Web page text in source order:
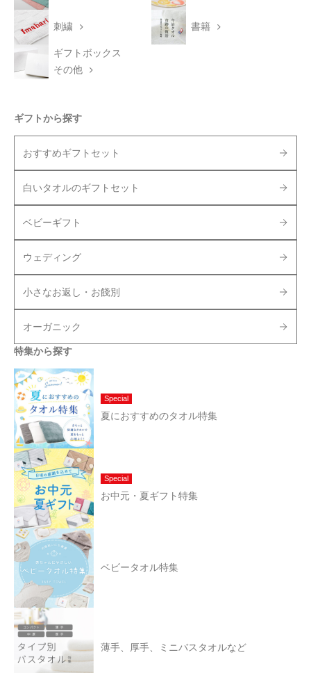
刺繍 書籍
ギフトボックス
その他
ギフトから探す
おすすめギフトセット
白いタオルのギフトセット
ベビーギフト
ウェディング
小さなお返し・お餞別
オーガニック
特集から探す
Special
夏におすすめのタオル特集
Special
お中元・夏ギフト特集
ベビータオル特集
薄手、厚手、ミニバスタオルなど